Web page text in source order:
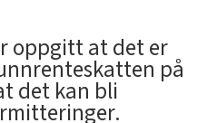
oppgitt at det er
på
det kan bli